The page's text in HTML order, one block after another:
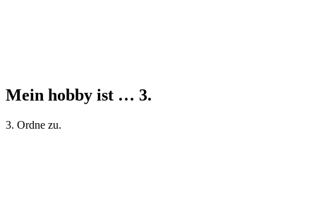
Mein hobby ist … 3.
3. Ordne zu.